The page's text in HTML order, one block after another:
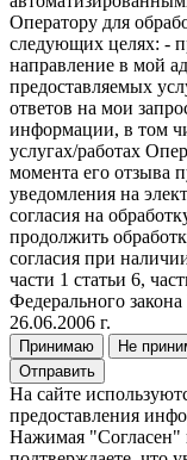
Оператору для
следующих целях: -
направление в мой
предоставляемых
ответов на мои
информации, в том
услугах/работах
момента его отзыва
уведомления на
согласия на
продолжить
согласия при
части 1 статьи 6,
Федерального
26.06.2006 г.
Принимаю
Не
Отправить
На сайте
предоставления
Нажимая "Согласен"